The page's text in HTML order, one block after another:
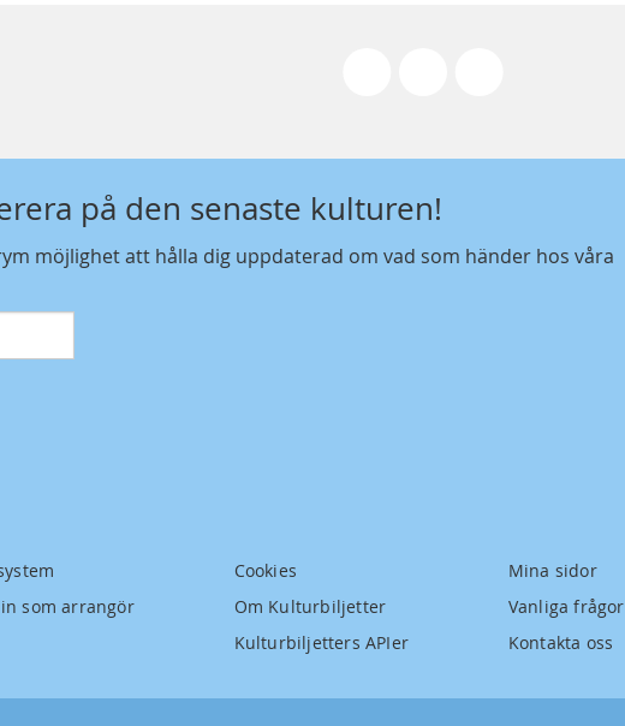
på den senaste kulturen!
möjlighet att hålla dig uppdaterad om vad som händer hos våra
in som arrangör
Cookies
Om Kulturbiljetter
Kulturbiljetters APIer
Mina sidor
Vanliga frågor
Kontakta oss